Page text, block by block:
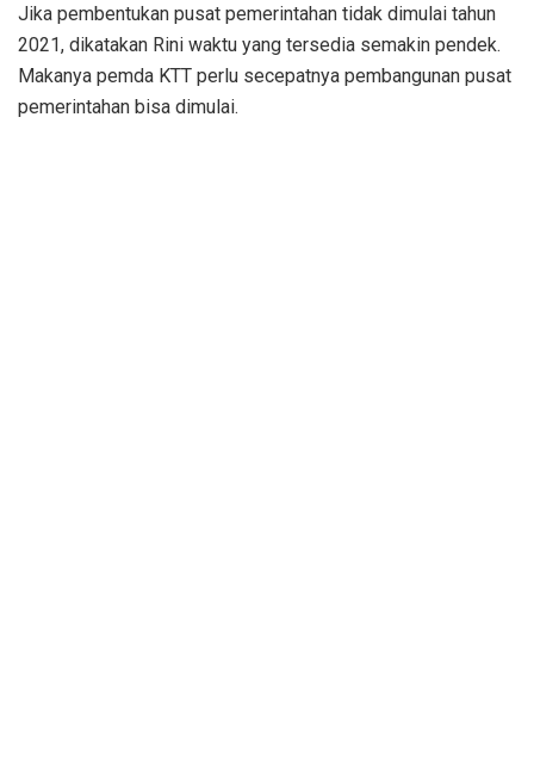
Jika pembentukan pusat pemerintahan tidak dimulai tahun
2021, dikatakan Rini waktu yang tersedia semakin pendek.
Makanya pemda KTT perlu secepatnya pembangunan pusat
pemerintahan bisa dimulai.